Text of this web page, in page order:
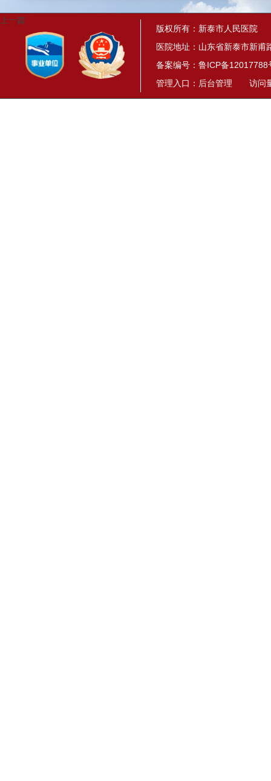
上一篇
版权所有：新泰市人民医院
医院地址：山东省新泰市新甫
备案编号： 鲁ICP备12017788
管理入口： 后台管理 访问量